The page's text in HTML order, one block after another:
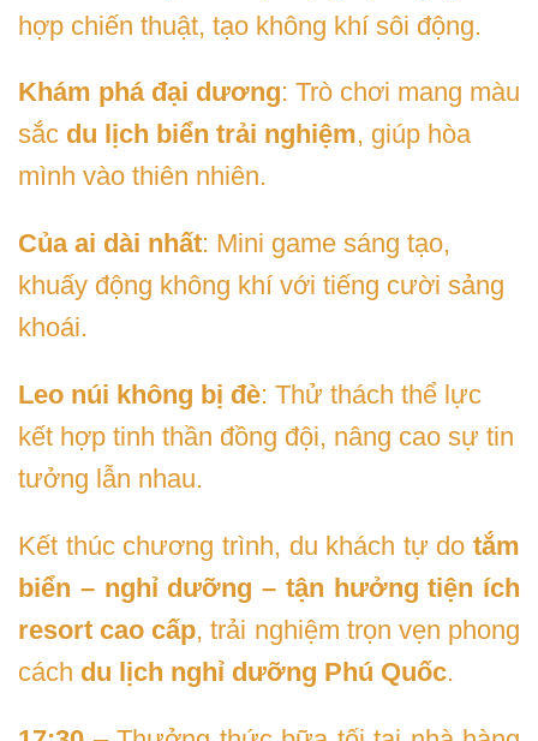
hợp chiến thuật, tạo không khí sôi động.
Khám phá đại dương: Trò chơi mang màu
sắc du lịch biển trải nghiệm, giúp hòa
mình vào thiên nhiên.
Của ai dài nhất: Mini game sáng tạo,
khuấy động không khí với tiếng cười sảng
khoái.
Leo núi không bị đè: Thử thách thể lực
kết hợp tinh thần đồng đội, nâng cao sự tin
tưởng lẫn nhau.
Kết thúc chương trình, du khách tự do tắm
biển – nghỉ dưỡng – tận hưởng tiện ích
resort cao cấp, trải nghiệm trọn vẹn phong
cách du lịch nghỉ dưỡng Phú Quốc.